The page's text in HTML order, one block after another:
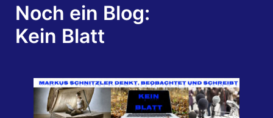
Noch ein Blog:
Kein Blatt